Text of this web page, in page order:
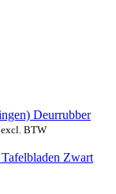
Deurrubber
excl. BTW
Tafelbladen Zwart